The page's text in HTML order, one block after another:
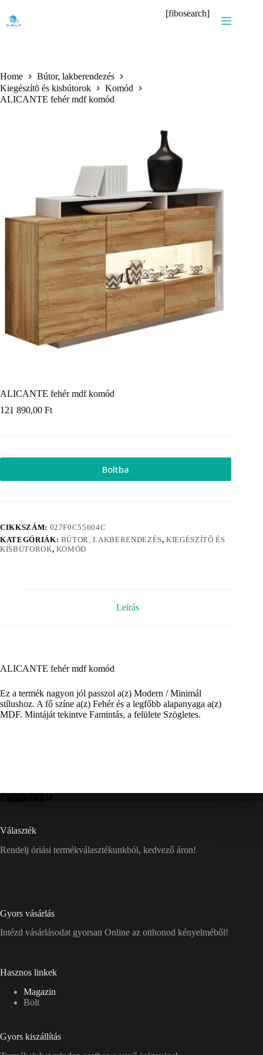
content
[fibosearch]
Home
Bútor, lakberendezés
Kiegészítõ és kisbútorok
Komód
ALICANTE fehér mdf komód
ALICANTE fehér mdf komód
121 890,00 Ft
Boltba
CIKKSZÁM: 027F0C55604C
KATEGÓRIÁK: BÚTOR, LAKBERENDEZÉS,KIEGÉSZÍTÕ ÉS
KISBÚTOROK, KOMÓD
Leírás
ALICANTE fehér mdf komód
Ez a termék nagyon jól passzol a(z) Modern / Minimál
stílushoz. A fő színe a(z) Fehér és a legfőbb alapanyaga a(z)
MDF. Mintáját tekintve Famintás, a felülete Szögletes.
Választék
Rendelj óriási termékválasztékunkból, kedvező áron!
Gyors vásárlás
Intézd vásárlásodat gyorsan Online az otthonod kényelméből!
Hasznos linkek
Magazin
Bolt
Gyors kiszállítás